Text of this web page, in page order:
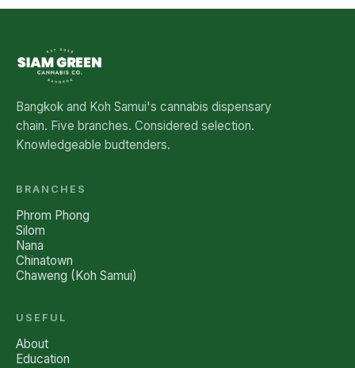
Bangkok and Koh Samui's cannabis dispensary
chain. Five branches. Considered selection.
Knowledgeable budtenders.
BRANCHES
Phrom Phong
Silom
Nana
Chinatown
Chaweng (Koh Samui)
USEFUL
About
Education